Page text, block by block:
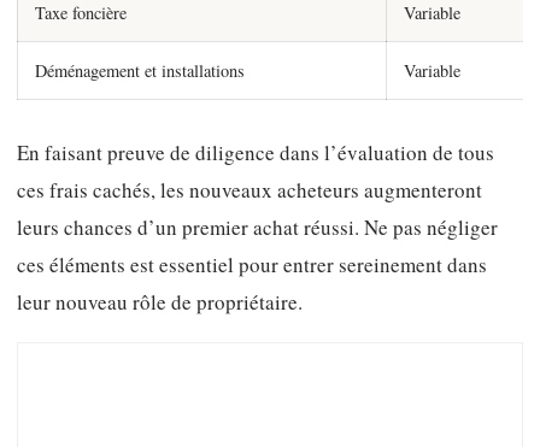
Taxe foncière Variable
Déménagement et installations Variable
En faisant preuve de diligence dans l’évaluation de tous
ces frais cachés, les nouveaux acheteurs augmenteront
leurs chances d’un premier achat réussi. Ne pas négliger
ces éléments est essentiel pour entrer sereinement dans
leur nouveau rôle de propriétaire.